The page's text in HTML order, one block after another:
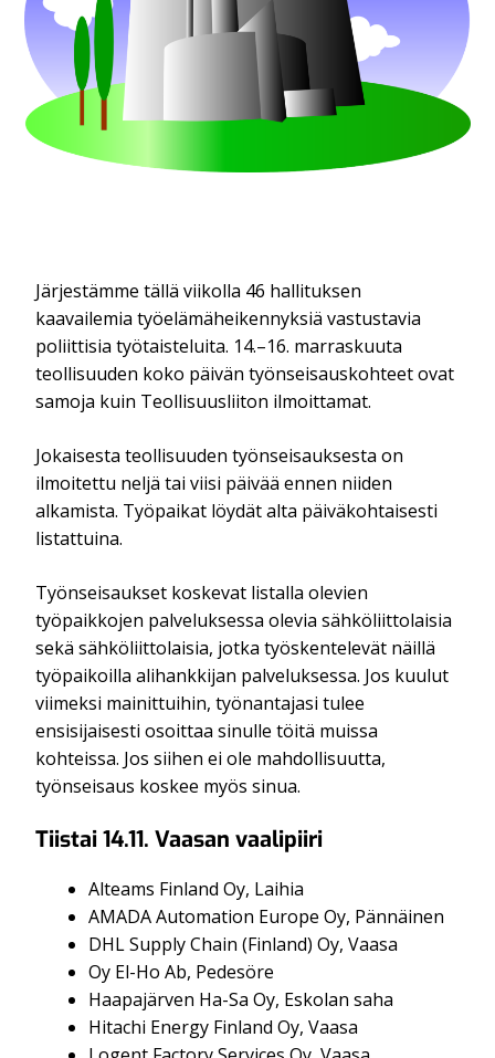
Järjestämme tällä viikolla 46 hallituksen
kaavailemia työelämäheikennyksiä vastustavia
poliittisia työtaisteluita. 14.–16. marraskuuta
teollisuuden koko päivän työnseisauskohteet ovat
samoja kuin Teollisuusliiton ilmoittamat.
Jokaisesta teollisuuden työnseisauksesta on
ilmoitettu neljä tai viisi päivää ennen niiden
alkamista. Työpaikat löydät alta päiväkohtaisesti
listattuina.
Työnseisaukset koskevat listalla olevien
työpaikkojen palveluksessa olevia sähköliittolaisia
sekä sähköliittolaisia, jotka työskentelevät näillä
työpaikoilla alihankkijan palveluksessa. Jos kuulut
viimeksi mainittuihin, työnantajasi tulee
ensisijaisesti osoittaa sinulle töitä muissa
kohteissa. Jos siihen ei ole mahdollisuutta,
työnseisaus koskee myös sinua.
Tiistai 14.11. Vaasan vaalipiiri
Alteams Finland Oy, Laihia
AMADA Automation Europe Oy, Pännäinen
DHL Supply Chain (Finland) Oy, Vaasa
Oy El-Ho Ab, Pedesöre
Haapajärven Ha-Sa Oy, Eskolan saha
Hitachi Energy Finland Oy, Vaasa